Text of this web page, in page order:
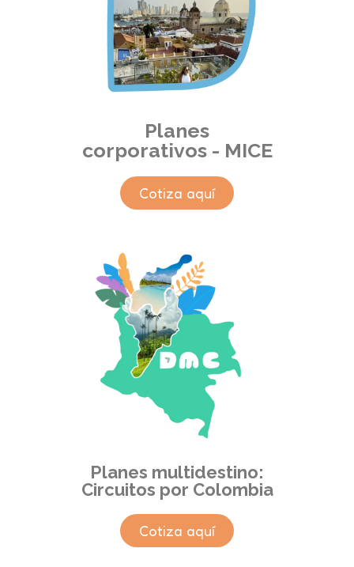
Planes
corporativos - MICE
Cotiza aquí
Planes multidestino:
Circuitos por Colombia
Cotiza aquí